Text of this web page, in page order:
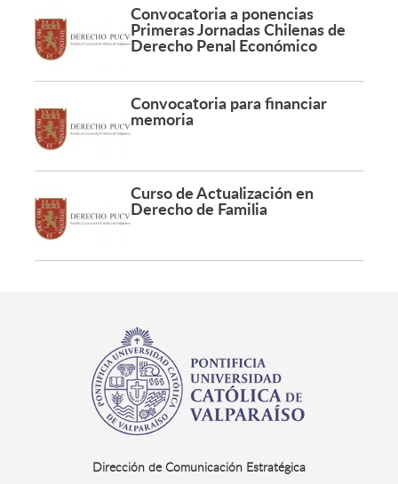
Convocatoria a ponencias
Primeras Jornadas Chilenas de
Derecho Penal Económico
Convocatoria para financiar
memoria
Curso de Actualización en
Derecho de Familia
Dirección de Comunicación Estratégica